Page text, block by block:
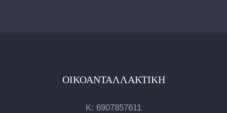
ΟΙΚΟΑΝΤΑΛΛΑΚΤΙΚΉ
Κ: 6907857611